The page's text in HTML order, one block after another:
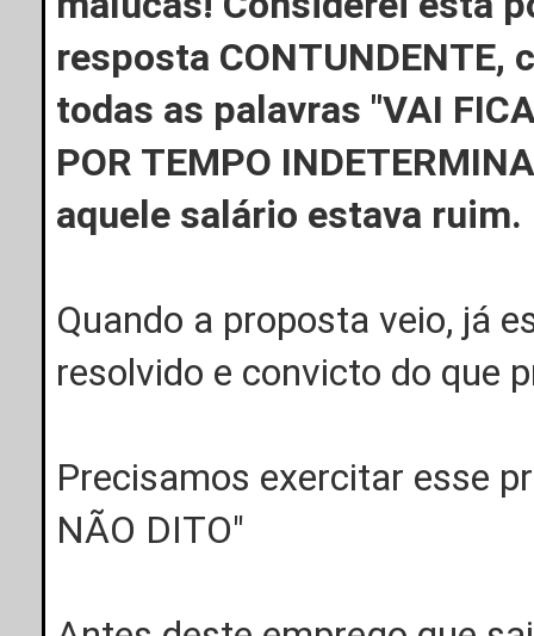
resposta
todas as palavras "VAI
POR TEMPO
aquele salário estava ruim.
Quando a proposta veio, já
resolvido e convicto do que
Precisamos exercitar esse
NÃO DITO"